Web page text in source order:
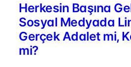
Herkesin Başına
Sosyal Medyada
Gerçek Adalet mi,
mi?